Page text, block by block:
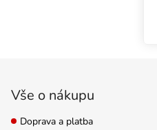
Vše o nákupu
Doprava a platba